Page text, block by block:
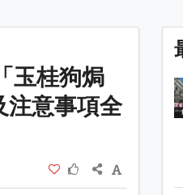
玉桂狗焗
注意事項全